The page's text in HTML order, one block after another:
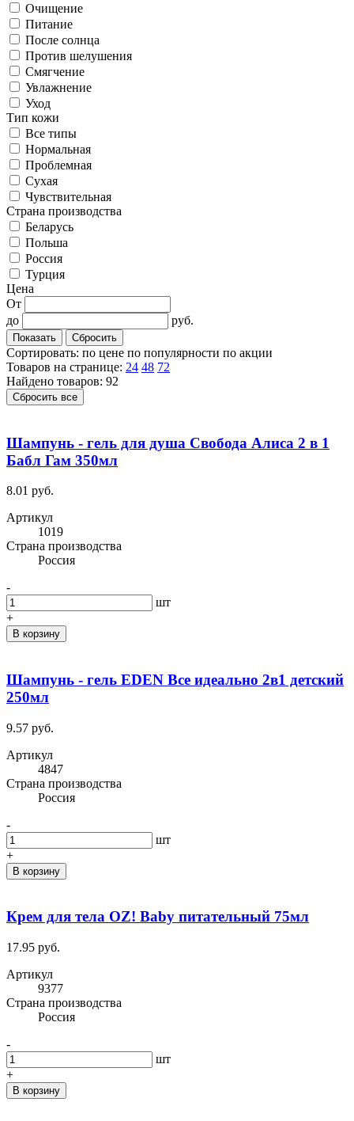
Очищение
Питание
После солнца
Против шелушения
Смягчение
Увлажнение
Уход
Тип кожи
Все типы
Нормальная
Проблемная
Сухая
Чувствительная
Cтрана производства
Беларусь
Польша
Россия
Турция
Цена
От
до
руб.
Сортировать: по цене по популярности по акции
Товаров на странице: 24 48 72
Найдено товаров: 92
Сбросить все
Шампунь - гель для душа Свобода Алиса 2 в 1
Бабл Гам 350мл
8.01 руб.
Артикул
1019
Cтрана производства
Россия
-
шт
+
В корзину
Шампунь - гель EDEN Все идеально 2в1 детский
250мл
9.57 руб.
Артикул
4847
Cтрана производства
Россия
-
шт
+
В корзину
Крем для тела OZ! Baby питательный 75мл
17.95 руб.
Артикул
9377
Cтрана производства
Россия
-
шт
+
В корзину